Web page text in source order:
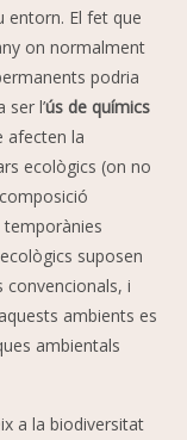
entorn. El fet que
on normalment
podria
l’ús de químics
afecten la
ecològics (on no
temporànies
suposen
convencionals, i
ambients es
ambientals
a la biodiversitat